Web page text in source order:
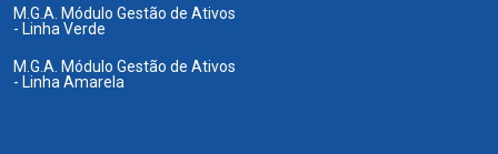
M.G.A. Módulo Gestão de Ativos
- Linha Verde
M.G.A. Módulo Gestão de Ativos
- Linha Amarela